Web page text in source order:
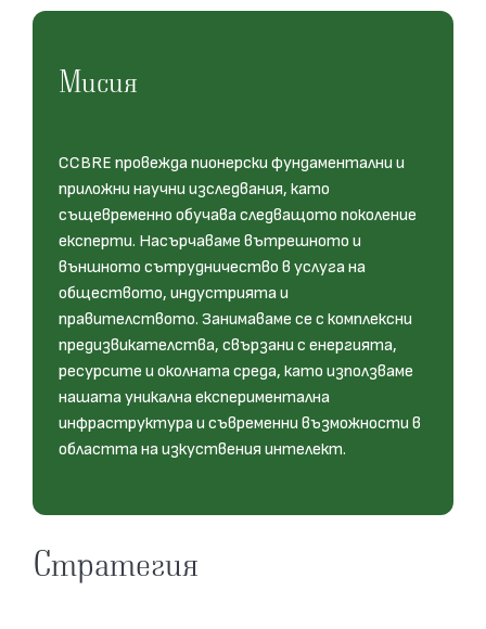
Мисия
CCBRE провежда пионерски фундаментални и
приложни научни изследвания, като
същевременно обучава следващото поколение
експерти. Насърчаваме вътрешното и
външното сътрудничество в услуга на
обществото, индустрията и
правителството. Занимаваме се с комплексни
предизвикателства, свързани с енергията,
ресурсите и околната среда, като използваме
нашата уникална експериментална
инфраструктура и съвременни възможности в
областта на изкуствения интелект.
Стратегия